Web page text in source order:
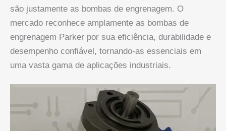
são justamente as bombas de engrenagem. O
mercado reconhece amplamente as bombas de
engrenagem Parker por sua eficiência, durabilidade e
desempenho confiável, tornando-as essenciais em
uma vasta gama de aplicações industriais.